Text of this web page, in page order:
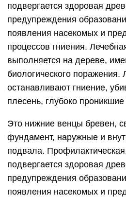
подвергается здоровая
предупреждения
появления насекомых и
процессов гниения.
выполняется на дереве,
биологического поражения.
останавливают гниение,
плесень, глубоко
Это нижние венцы бревен,
фундамент, наружные и
подвала.
подвергается здоровая
предупреждения
появления насекомых и